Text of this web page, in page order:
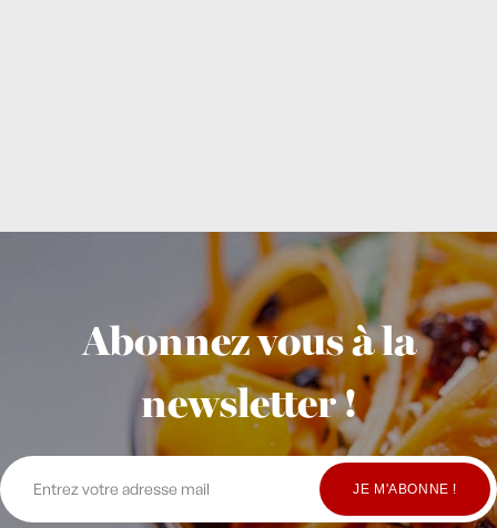
Abonnez vous à la
newsletter !